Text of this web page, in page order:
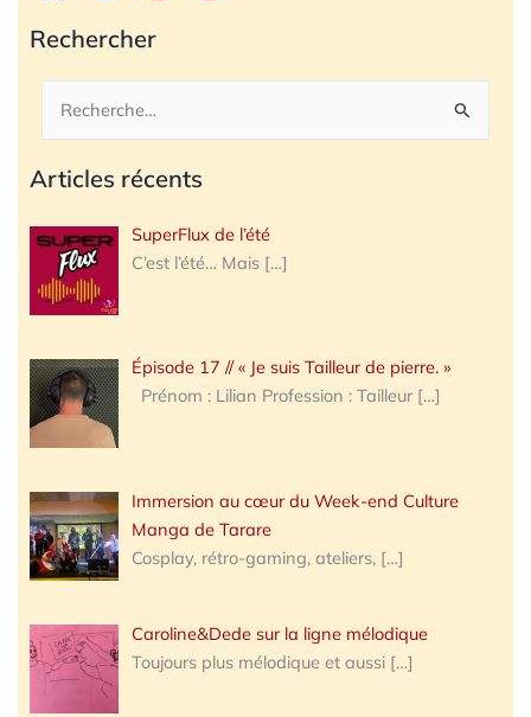
Rechercher
Rechercher :
Articles récents
SuperFlux de l’été
C’est l’été… Mais […]
Épisode 17 // « Je suis Tailleur de pierre. »
Prénom : Lilian Profession : Tailleur […]
Immersion au cœur du Week-end Culture
Manga de Tarare
Cosplay, rétro-gaming, ateliers, […]
Caroline&Dede sur la ligne mélodique
Toujours plus mélodique et aussi […]